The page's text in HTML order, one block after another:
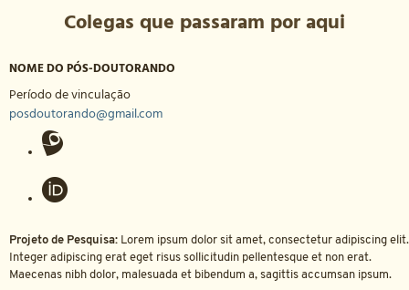
Colegas que passaram por aqui
NOME DO PÓS-DOUTORANDO
Período de vinculação
posdoutorando@gmail.com
Projeto de Pesquisa: Lorem ipsum dolor sit amet, consectetur adipiscing elit.
Integer adipiscing erat eget risus sollicitudin pellentesque et non erat.
Maecenas nibh dolor, malesuada et bibendum a, sagittis accumsan ipsum.